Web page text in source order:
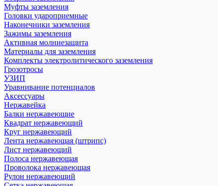
Муфты заземления
Головки удароприемные
Наконечники заземления
Зажимы заземления
Активная молниезащита
Материалы для заземления
Комплекты электролитического заземления
Грозотросы
УЗИП
Уравнивание потенциалов
Аксессуары
Нержавейка
Балки нержавеющие
Квадрат нержавеющий
Круг нержавеющий
Лента нержавеющая (штрипс)
Лист нержавеющий
Полоса нержавеющая
Проволока нержавеющая
Рулон нержавеющий